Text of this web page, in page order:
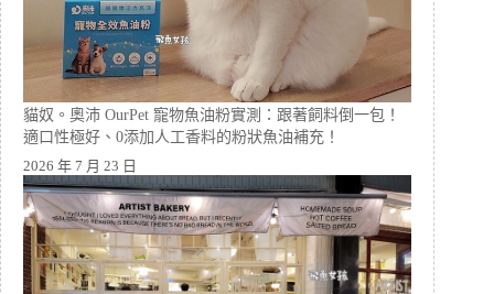
貓奴。奧沛 OurPet 寵物魚油粉實測：跟著飼料倒一包！
適口性極好、0添加人工香料的粉狀魚油補充！
2026 年 7 月 23 日